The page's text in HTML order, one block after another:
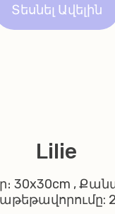
Տեսնել Ավելին
Lilie
30x30cm ,